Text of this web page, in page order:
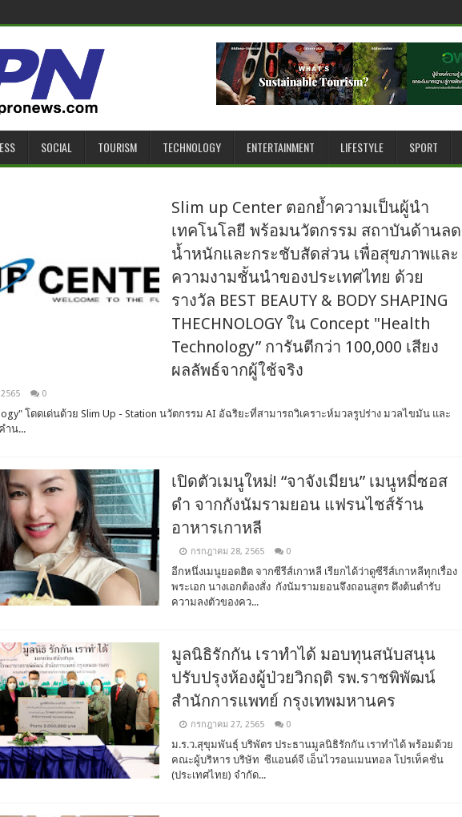
SOCIAL TOURISM TECHNOLOGY ENTERTAINMENT LIFESTYLE SPORT
Slim up Center ตอกย้ำความเป็นผู้นำ
เทคโนโลยี พร้อมนวัตกรรม สถาบันด้านลด
น้ำหนักและกระชับสัดส่วน เพื่อสุขภาพและ
ความงามชั้นนำของประเทศไทย ด้วย
รางวัล BEST BEAUTY & BODY SHAPING
THECHNOLOGY ใน Concept "Health
Technology” การันตีกว่า 100,000 เสียง
ผลลัพธ์จากผู้ใช้จริง
0
โดดเด่นด้วย Slim Up - Station นวัตกรรม AI อัฉริยะที่สามารถวิเคราะห์มวลรูปร่าง มวลไขมัน และ
ำน...
เปิดตัวเมนูใหม่! “จาจังเมียน” เมนูหมี่ซอส
ดำ จากกังนัมรามยอน แฟรนไชส์ร้าน
อาหารเกาหลี
กรกฎาคม 28, 2565 0
อีกหนึ่งเมนูยอดฮิต จากซีรีส์เกาหลี เรียกได้ว่าดูซีรีส์เกาหลีทุกเรื่อง
พระเอก นางเอกต้องสั่ง กังนัมรามยอนจึงถอนสูตร ดึงต้นตำรับ
ความลงตัวของคว...
มูลนิธิรักกัน เราทำได้ มอบทุนสนับสนุน
ปรับปรุงห้องผู้ป่วยวิกฤติ รพ.ราชพิพัฒน์
สำนักการแพทย์ กรุงเทพมหานคร
กรกฎาคม 27, 2565 0
ม.ร.ว.สุขุมพันธุ์ บริพัตร ประธานมูลนิธิรักกัน เราทำได้ พร้อมด้วย
คณะผู้บริหาร บริษัท ซีแอนด์จี เอ็นไวรอนเมนทอล โปรเท็คชั่น
(ประเทศไทย) จำกัด...